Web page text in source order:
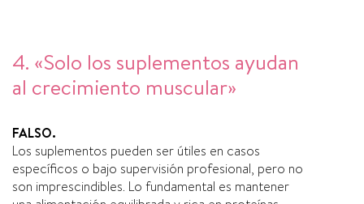
4. «Solo los suplementos ayudan
al crecimiento muscular»
FALSO.
Los suplementos pueden ser útiles en casos
específicos o bajo supervisión profesional, pero no
son imprescindibles. Lo fundamental es mantener